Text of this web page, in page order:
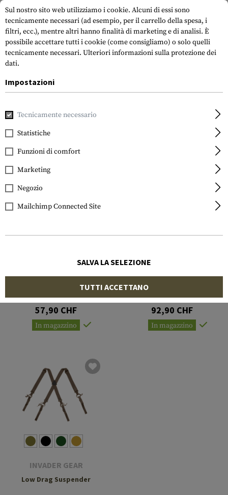
WARRIOR
Slimline Harness
57,90 CHF
In magazzino
TEMPLAR'S GEAR
4-Point H-Harness
92,90 CHF
In magazzino
INVADER GEAR
Low Drag Suspender
Sul nostro sito web utilizziamo i cookie. Alcuni di essi sono
tecnicamente necessari (ad esempio, per il carrello della spesa, i
filtri, ecc.), mentre altri hanno finalità di marketing e di analisi. È
possibile accettare tutti i cookie (come consigliamo) o solo quelli
tecnicamente necessari. Ulteriori informazioni sulla protezione dei
dati.
Impostazioni
Tecnicamente necessario
Statistiche
Funzioni di comfort
Marketing
Negozio
Mailchimp Connected Site
SALVA LA SELEZIONE
TUTTI ACCETTANO